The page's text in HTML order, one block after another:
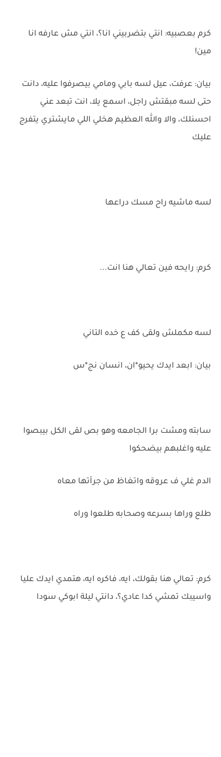
كرم بعصبيه: انتي بتضربيني انا؟، انتي مش عارفه انا
مين!
بيان: عرفت، عيل لسه بابي ومامي بيصرفوا عليه، دانت
حتى لسه مبقتش راجل، اسمع يلا، انت تبعد عني
احسنلك، والا والله العظيم هخلي اللي مايشتري يتفرج
عليك
لسه ماشيه راح مسك دراعها
كرم: رايحه فين تعالي هنا انت...
لسه مكملش ولقى كف ع خده التاني
بيان: ابعد ايدك يحيو*ان، انسان نج*س
سابته ومشت برا الجامعه وهو بص لقى الكل بيبصوا
عليه واغلبهم بيضحكوا
الدم غلي ف عروقه واتغاظ من جرأتها معاه
طلع وراها بسرعه وصحابه طلعوا وراه
كرم: تعالي هنا بقولك، ايه، فاكره ايه، هتمدي ايدك عليا
واسيبك تمشي كدا عادي؟، دانتي ليلة ابوكي سودا